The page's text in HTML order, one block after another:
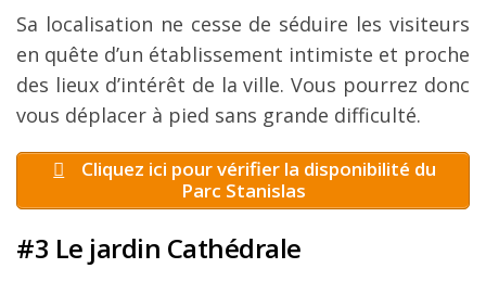
Sa localisation ne cesse de séduire les visiteurs
en quête d’un établissement intimiste et proche
des lieux d’intérêt de la ville. Vous pourrez donc
vous déplacer à pied sans grande difficulté.
Cliquez ici pour vérifier la disponibilité du
Parc Stanislas
#3 Le jardin Cathédrale